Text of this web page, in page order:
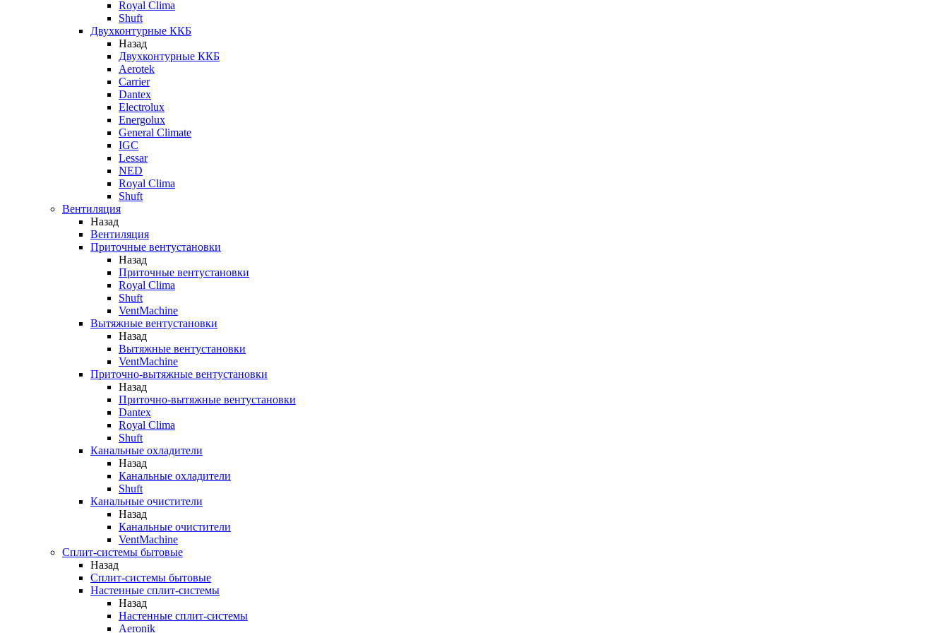
Royal Clima
Shuft
Двухконтурные ККБ
Назад
Двухконтурные ККБ
Aerotek
Carrier
Dantex
Electrolux
Energolux
General Climate
IGC
Lessar
NED
Royal Clima
Shuft
Вентиляция
Назад
Вентиляция
Приточные вентустановки
Назад
Приточные вентустановки
Royal Clima
Shuft
VentMachine
Вытяжные вентустановки
Назад
Вытяжные вентустановки
VentMachine
Приточно-вытяжные вентустановки
Назад
Приточно-вытяжные вентустановки
Dantex
Royal Clima
Shuft
Канальные охладители
Назад
Канальные охладители
Shuft
Канальные очистители
Назад
Канальные очистители
VentMachine
Сплит-системы бытовые
Назад
Сплит-системы бытовые
Настенные сплит-системы
Назад
Настенные сплит-системы
Aeronik